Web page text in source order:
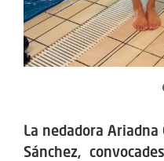
La nedadora Ariadna
Sánchez,